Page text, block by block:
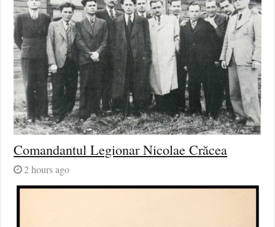
Comandantul Legionar Nicolae Crăcea
2 hours ago